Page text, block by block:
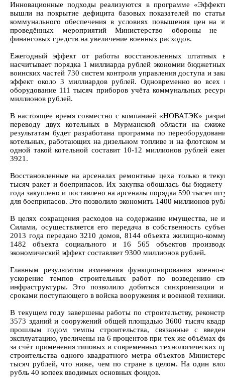
Инновационные подходы реализуются в программе
вышли на покрытие дефицита базовых показателей по
коммунального обеспечения в условиях повышения цен на
проведённых мероприятий Министерство обороны не
финансовых средств на увеличение военных расходов.
Ежегодный эффект от работы восстановленных штатных
насчитывает порядка 1 миллиарда рублей экономии
воинских частей 730 систем контроля управления доступа и
эффект около 3 миллиардов рублей. Одновременно во всех
оборудование 111 тысяч приборов учёта коммунальных
миллионов рублей.
В настоящее время совместно с компанией «НОВАТЭК»
переводу двух котельных в Мурманской области на
результатам будет разработана программа по
котельных, работающих на дизельном топливе и на флотском
одной такой котельной составит 10-12 миллионов рублей
3921.
Восстановленные на арсеналах ремонтные цеха только в
тысяч ракет и боеприпасов. Их закупка обошлась бы
года закуплено и поставлено на арсеналы порядка 590 тысяч
для боеприпасов. Это позволило экономить 1400 миллионов
В целях сокращения расходов на содержание имущества, не
Силами, осуществляется его передача в собственность
2013 года передано 3210 домов, 8144 объекта жилищно-
1482 объекта социального и 16 565 объектов
экономический эффект составляет 9300 миллионов рублей.
Главным результатом изменения функционирования военно-
ускорение темпов строительных работ по возведению
инфраструктуры. Это позволило добиться синхронизации
сроками поступающего в войска вооружения и военной техники.
В текущем году завершены работы по строительству,
3573 зданий и сооружений общей площадью 3600 тысяч
прошлым годом темпы строительства, связанные с
эксплуатацию, увеличены на 6 процентов при тех же объёмах
за счёт применения типовых и современных технологических
строительства одного квадратного метра объектов
тысяч рублей, что ниже, чем по стране в целом. На один
рубль 40 копеек вводимых основных фондов.